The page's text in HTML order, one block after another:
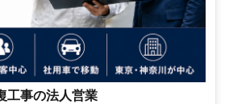
工事の法人営業